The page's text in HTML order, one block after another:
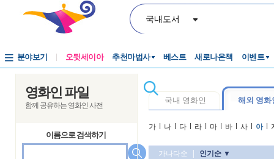
국내도서
분야보기 오뒷세이아 추천마법사 베스트 새로나온책 이벤트
영화인 파일
함께 공유하는 영화인 사전
이름으로 검색하기
국내 영화인 해외 영화
가 l 나 l 다 l 라 l 마 l 바 l 사 l 아 l
가나다순 | 인기순 ▼